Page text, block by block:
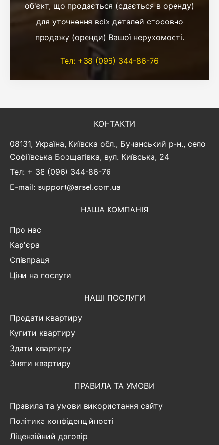
об'єкт, що продається (сдається в оренду)
для уточнення всіх деталей стосовно
продажу (оренди) Вашої нерухомості.
Тел: +38 (096) 344-86-76
КОНТАКТИ
08131, Україна, Київска обл., Бучанський р-н., село
Софіївська Борщагівка, вул. Київська, 24
Тел: + 38 (096) 344-86-76
E-mail: support@arsel.com.ua
НАША КОМПАНІЯ
Про нас
Кар'єра
Співпраця
Ціни на послуги
НАШІ ПОСЛУГИ
Продати квартиру
Купити квартиру
Здати квартиру
Зняти квартиру
ПРАВИЛА ТА УМОВИ
Правила та умови використання сайту
Політика конфіденційності
Ліцензійний договір